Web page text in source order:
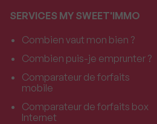
SERVICES MY SWEET'IMMO
Combien vaut mon bien ?
Combien puis-je emprunter ?
Comparateur de forfaits
mobile
Comparateur de forfaits box
Internet